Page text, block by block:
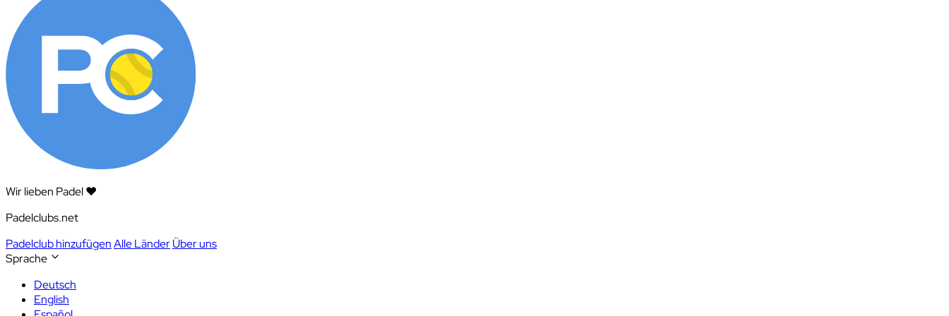
Wir lieben Padel ❤️
Padelclubs.net
Padelclub hinzufügenAlle LänderÜber uns
Sprache
Deutsch
English